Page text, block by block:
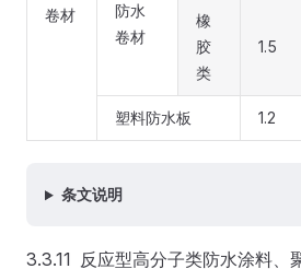
卷材
防水
卷材
橡
胶
类
1.5
塑料防水板 1.2
条文说明
3.3.11 反应型高分子类防水涂料、